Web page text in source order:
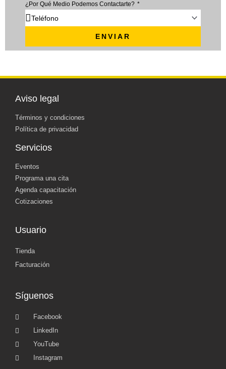
¿Por Qué Medio Podemos Contactarte?
ENVIAR
Aviso legal
Términos y condiciones
Política de privacidad
Servicios
Eventos
Programa una cita
Agenda capacitación
Cotizaciones
Usuario
Tienda
Facturación
Síguenos
Facebook
LinkedIn
YouTube
Instagram